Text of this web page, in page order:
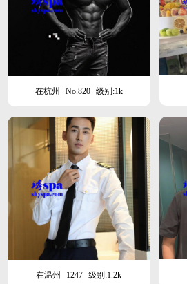
在杭州 No.820 级别:1k
在温州 1247 级别:1.2k